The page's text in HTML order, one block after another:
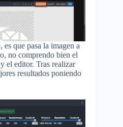
es que pasa la imagen a
no comprendo bien el
el editor. Tras realizar
resultados poniendo